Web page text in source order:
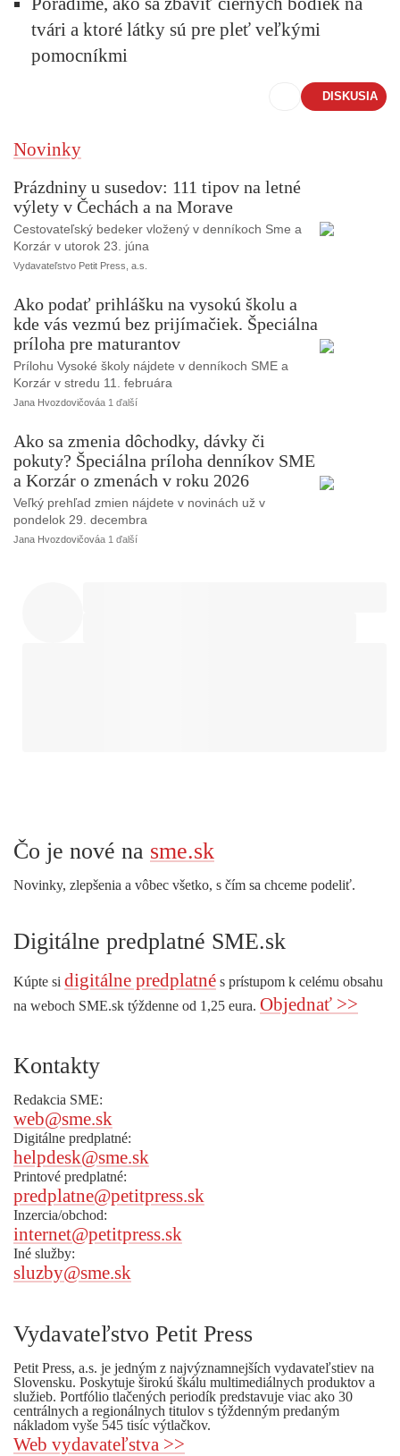
tvári a ktoré látky sú pre pleť veľkými
pomocníkmi
DISKUSIA
Novinky
Prázdniny u susedov: 111 tipov na letné
výlety v Čechách a na Morave
Cestovateľský bedeker vložený v denníkoch Sme a
Korzár v utorok 23. júna
Vydavateľstvo Petit Press, a.s.
Ako podať prihlášku na vysokú školu a
kde vás vezmú bez prijímačiek. Špeciálna
príloha pre maturantov
Prílohu Vysoké školy nájdete v denníkoch SME a
Korzár v stredu 11. februára
Jana Hvozdovičováa 1 ďalší
Ako sa zmenia dôchodky, dávky či
pokuty? Špeciálna príloha denníkov SME
a Korzár o zmenách v roku 2026
Veľký prehľad zmien nájdete v novinách už v
pondelok 29. decembra
Jana Hvozdovičováa 1 ďalší
Čo je nové na sme.sk
Novinky, zlepšenia a vôbec všetko, s čím sa chceme podeliť.
Digitálne predplatné SME.sk
Kúpte si digitálne predplatné s prístupom k celému obsahu
na weboch SME.sk týždenne od 1,25 eura. Objednať >>
Kontakty
Redakcia SME:
web@sme.sk
Digitálne predplatné:
helpdesk@sme.sk
Printové predplatné:
predplatne@petitpress.sk
Inzercia/obchod:
internet@petitpress.sk
Iné služby:
sluzby@sme.sk
Vydavateľstvo Petit Press
Petit Press, a.s. je jedným z najvýznamnejších vydavateľstiev na
Slovensku. Poskytuje širokú škálu multimediálnych produktov a
služieb. Portfólio tlačených periodík predstavuje viac ako 30
centrálnych a regionálnych titulov s týždenným predaným
nákladom vyše 545 tisíc výtlačkov.
Web vydavateľstva >>